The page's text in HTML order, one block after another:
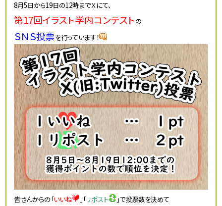
8月5日から19日の12時までＸにて、
第17回イラスト学内コンテストの
ＳＮＳ投票を行っています！
皆さんからの「いいね 」「リポスト
」で投票数を決めて